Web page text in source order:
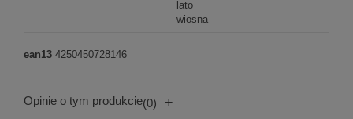
lato
wiosna
ean13 4250450728146
Opinie o tym produkcie(0) +